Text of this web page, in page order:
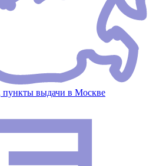
пункты выдачи в Москве